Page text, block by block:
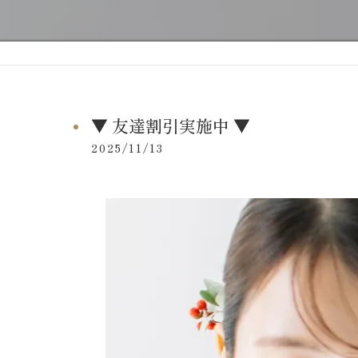
▼ 友達割引実施中 ▼
2025/11/13